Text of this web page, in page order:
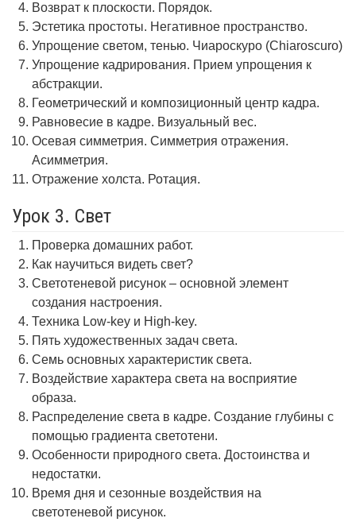
Возврат к плоскости. Порядок.
Эстетика простоты. Негативное пространство.
Упрощение светом, тенью. Чиароскуро (Chiaroscuro)
Упрощение кадрирования. Прием упрощения к
абстракции.
Геометрический и композиционный центр кадра.
Равновесие в кадре. Визуальный вес.
Осевая симметрия. Симметрия отражения.
Асимметрия.
Отражение холста. Ротация.
Урок 3. Свет
Проверка домашних работ.
Как научиться видеть свет?
Светотеневой рисунок – основной элемент
создания настроения.
Техника Low-key и High-key.
Пять художественных задач света.
Семь основных характеристик света.
Воздействие характера света на восприятие
образа.
Распределение света в кадре. Создание глубины с
помощью градиента светотени.
Особенности природного света. Достоинства и
недостатки.
Время дня и сезонные воздействия на
светотеневой рисунок.